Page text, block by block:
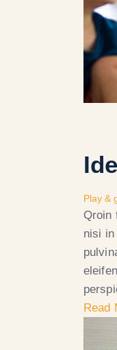
Play &
Qroin
nisi in
Read